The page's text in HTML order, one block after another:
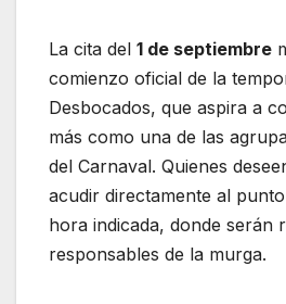
La cita del 1 de septiembre
comienzo oficial de la
Desbocados, que aspira a
más como una de las
del Carnaval. Quienes
acudir directamente al
hora indicada, donde serán
responsables de la murga.